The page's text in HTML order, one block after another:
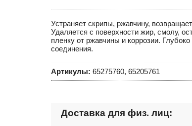
Устраняет скрипы, ржавчину,
Удаляется с поверхности жир, смолу,
пленку от ржавчины и коррозии.
соединения.
Артикулы: 65275760, 65205761
Доставка для физ. лиц: